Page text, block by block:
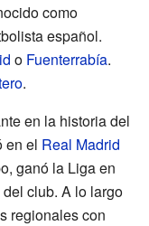
como
español.
o Fuenterrabía.
.
en la historia del
en el Real Madrid
ganó la Liga en
club. A lo largo
regionales con